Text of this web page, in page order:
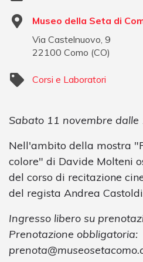
Museo della Seta di
Via Castelnuovo, 9
22100 Como (CO)
Corsi e Laboratori
Sabato 11 novembre dalle
Nell'ambito della mostra
colore" di Davide Molteni
del corso di recitazione
del regista Andrea
Ingresso libero su
Prenotazione obbligatoria: